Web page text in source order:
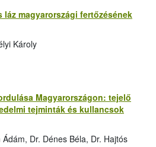
magyarországi fertőzésének
Károly
Magyarországon: tejelő
tejminták és kullancsok
Dr. Dénes Béla, Dr. Hajtós